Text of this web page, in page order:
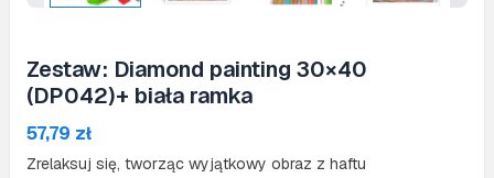
Zestaw: Diamond painting 30×40
(DP042)+ biała ramka
57,79 zł
Zrelaksuj się, tworząc wyjątkowy obraz z haftu